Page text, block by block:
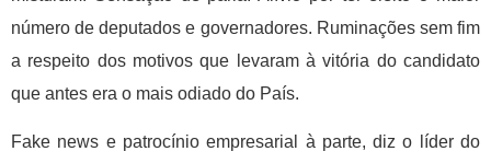
número de deputados e governadores. Ruminações sem fim
a respeito dos motivos que levaram à vitória do candidato
que antes era o mais odiado do País.
Fake news e patrocínio empresarial à parte, diz o líder do